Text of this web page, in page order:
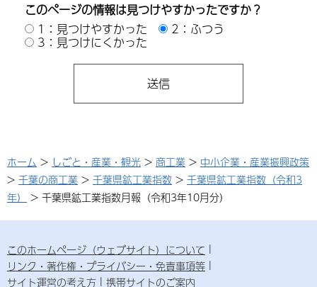
このページの情報は見つけやすかったですか？
1：見つけやすかった
2：ふつう
3：見つけにくかった
ホーム > しごと・産業・観光 > 商工業 > 中小企業・産業振興政策
> 千葉の商工業 > 千葉県鉱工業指数 > 千葉県鉱工業指数（令和3
年）
> 千葉県鉱工業指数月報（令和3年10月分）
このホームページ（ウェブサイト）について
リンク・著作権・プライバシー・免責事項等
サイト運営の考え方
携帯サイトのご案内